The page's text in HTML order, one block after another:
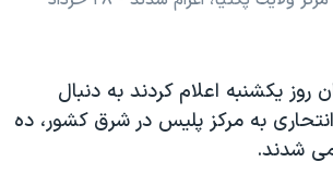
روز یکشنبه اعلام کردند به دنبال
به مرکز پلیس در شرق کشور، ده
شدند.